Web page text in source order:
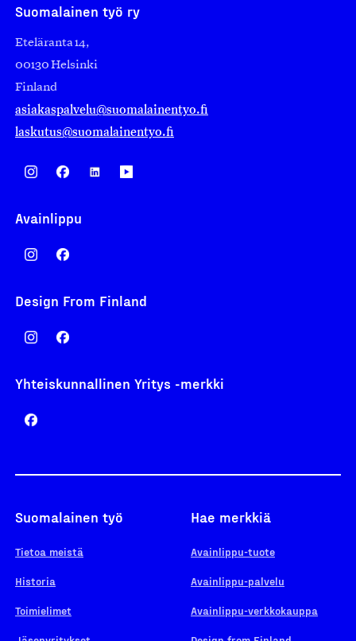
Suomalainen työ ry
Eteläranta 14,
00130 Helsinki
Finland
asiakaspalvelu@suomalainentyo.fi
laskutus@suomalainentyo.fi
Avainlippu
Design From Finland
Yhteiskunnallinen Yritys -merkki
Suomalainen työ
Tietoa meistä
Historia
Toimielimet
Hae merkkiä
Avainlippu-tuote
Avainlippu-palvelu
Avainlippu-verkkokauppa